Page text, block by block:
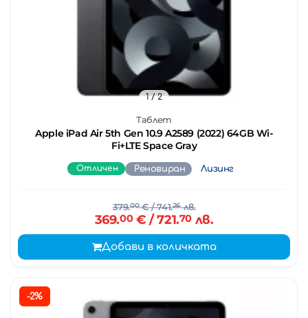
Таблет
Apple iPad Air 5th Gen 10.9 A2589 (2022) 64GB Wi-
Fi+LTE Space Gray
1/ 2
Отличен Реновиран Лизинг
379.00€/ 741.26лв.
369.00€ / 721.70лв.
Добави в количката
-2%